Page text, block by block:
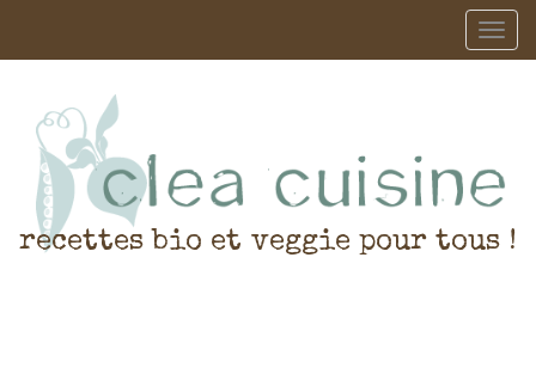
recettes bio et veggie pour tous !